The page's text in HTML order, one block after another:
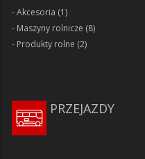
Akcesoria (1)
Maszyny rolnicze (8)
Produkty rolne (2)
PRZEJAZDY